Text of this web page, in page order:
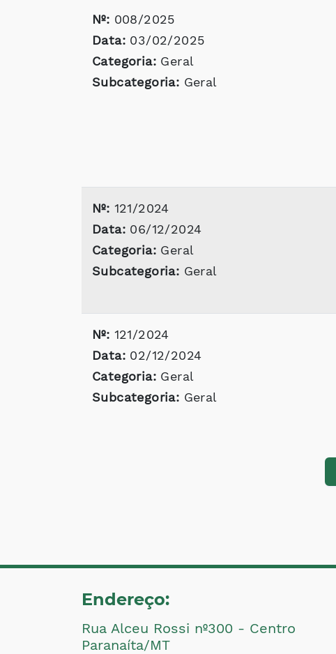
Nº: 008/2025
Data: 03/02/2025
Categoria: Geral
Subcategoria: Geral
Nº: 121/2024
Data: 06/12/2024
Categoria: Geral
Subcategoria: Geral
Nº: 121/2024
Data: 02/12/2024
Categoria: Geral
Subcategoria: Geral
Endereço:
Rua Alceu Rossi nº300 - Centro
Paranaíta/MT